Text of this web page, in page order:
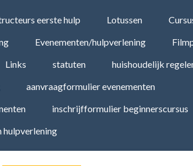
eerste hulp Lotussen
Evenementen/hulpverlening
Links statuten huishoudelijk
aanvraagformulier evenementen
inschrijfformulier beginnerscursus
hulpverlening